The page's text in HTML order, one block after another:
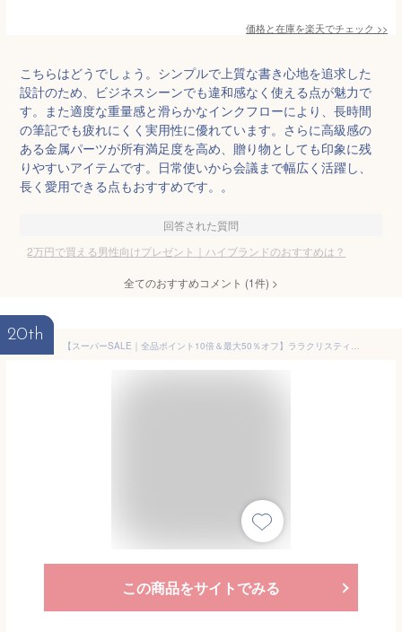
価格と在庫を楽天でチェック >>
こちらはどうでしょう。シンプルで上質な書き心地を追求した
設計のため、ビジネスシーンでも違和感なく使える点が魅力で
す。また適度な重量感と滑らかなインクフローにより、長時間
の筆記でも疲れにくく実用性に優れています。さらに高級感の
ある金属パーツが所有満足度を高め、贈り物としても印象に残
りやすいアイテムです。日常使いから会議まで幅広く活躍し、
長く愛用できる点もおすすめです。。
回答された質問
2万円で買える男性向けプレゼント｜ハイブランドのおすすめは？
全てのおすすめコメント (1件) >
20th
【スーパーSALE｜全品ポイント10倍＆最大50％オフ】ララクリスティー ネックレス レディース ローラシア WHITE Label p5719-w LARA Christie
この商品をサイトでみる